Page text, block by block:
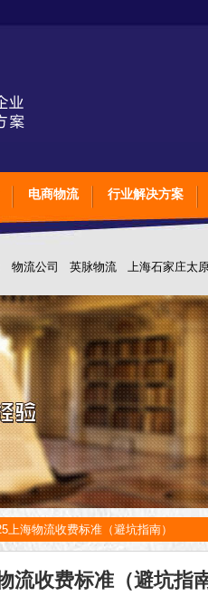
电商物流 行业解决方案
物流公司 英脉物流 上海石家庄太
制物流 上海石家庄太原综合专业定
海物流收费标准（避坑指南）
流收费标准（避坑指南